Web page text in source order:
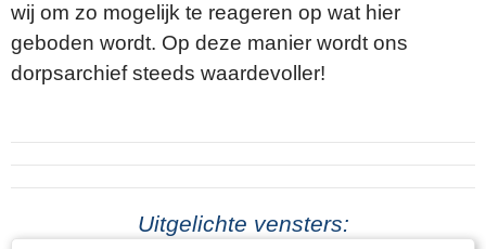
wij om zo mogelijk te reageren op wat hier
geboden wordt. Op deze manier wordt ons
dorpsarchief steeds waardevoller!
Uitgelichte vensters: